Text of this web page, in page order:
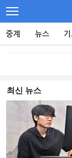
최신 뉴스